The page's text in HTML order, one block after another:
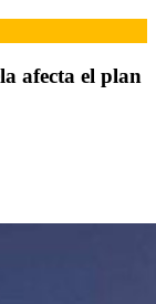
afecta el plan